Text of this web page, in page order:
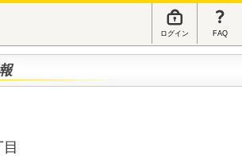
ログイン FAQ